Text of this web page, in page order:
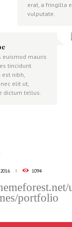
erat, a fringilla
vulputate.
euismod mauris
tincidunt.
nibh,
elit ut,
dictum tellus.
1094
portfolio